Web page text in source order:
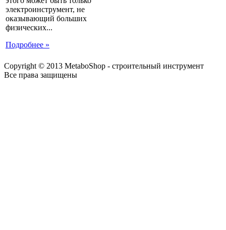
электроинструмент, не
оказывающий больших
физических...
Подробнее »
Copyright © 2013 MetaboShop - строительный инструмент
Все права защищены